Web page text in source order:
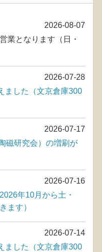
2026-08-07
業となります（日・
2026-07-28
した（文京倉庫300
2026-07-17
磁研究会）の増刷が
2026-07-16
年10月から土・
ます）
2026-07-14
した（文京倉庫300